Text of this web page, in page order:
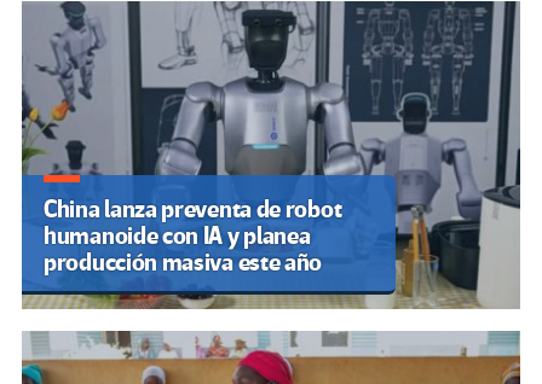
China lanza preventa de robot
humanoide con IA y planea
producción masiva este año